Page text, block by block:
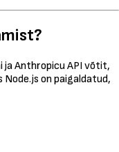
ja Anthropicu API võtit,
Node.js on paigaldatud,